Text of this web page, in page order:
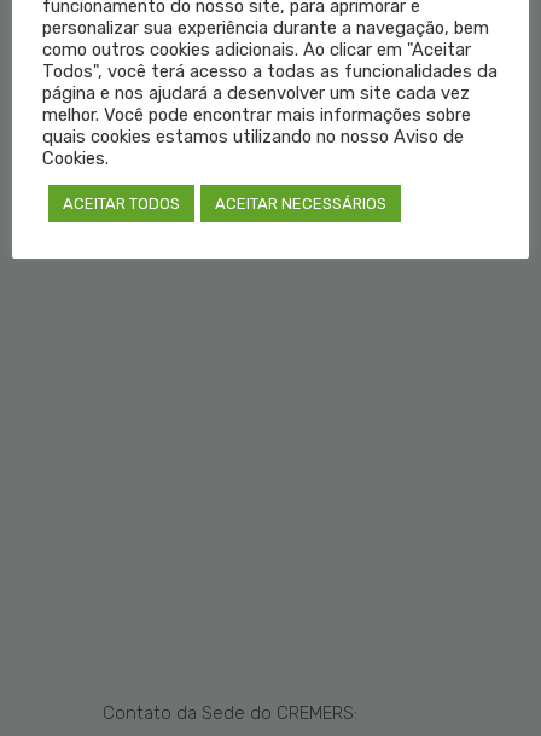
Educação Médica
Fale Conosco
Contato da Sede do CREMERS:
funcionamento do nosso site, para aprimorar e
personalizar sua experiência durante a navegação, bem
como outros cookies adicionais. Ao clicar em "Aceitar
Todos", você terá acesso a todas as funcionalidades da
página e nos ajudará a desenvolver um site cada vez
melhor. Você pode encontrar mais informações sobre
quais cookies estamos utilizando no nosso Aviso de
Cookies.
ACEITAR TODOS ACEITAR NECESSÁRIOS